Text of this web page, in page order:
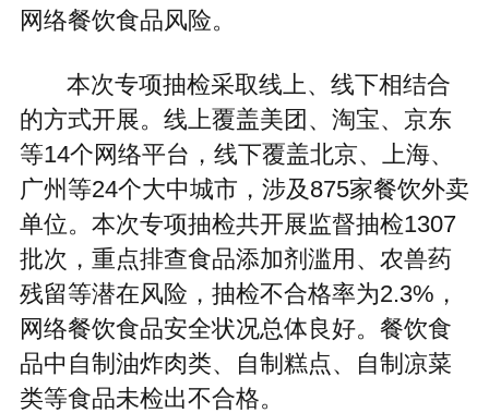
网络餐饮食品风险。
本次专项抽检采取线上、线下相结合
的方式开展。线上覆盖美团、淘宝、京东
等14个网络平台，线下覆盖北京、上海、
广州等24个大中城市，涉及875家餐饮外卖
单位。本次专项抽检共开展监督抽检1307
批次，重点排查食品添加剂滥用、农兽药
残留等潜在风险，抽检不合格率为2.3%，
网络餐饮食品安全状况总体良好。餐饮食
品中自制油炸肉类、自制糕点、自制凉菜
类等食品未检出不合格。